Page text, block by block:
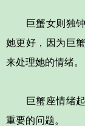
巨蟹女则独钟
她更好，因为巨
来处理她的情绪。
巨蟹座情绪起
重要的问题。